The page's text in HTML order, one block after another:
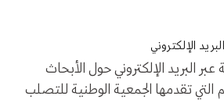
الإلكتروني
البريد الإلكتروني حول الأبحاث
التي تقدمها الجمعية الوطنية للتصلب